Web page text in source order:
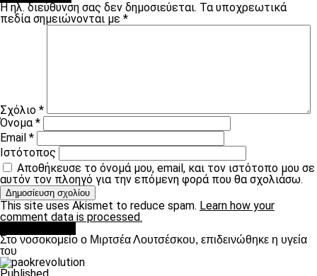
Η ηλ. διεύθυνση σας δεν δημοσιεύεται. Τα υποχρεωτικά
πεδία σημειώνονται με *
Σχόλιο *
Όνομα*
Email *
Ιστότοπος
Αποθήκευσε το όνομά μου, email, και τον ιστότοπο μου σε
αυτόν τον πλοηγό για την επόμενη φορά που θα σχολιάσω.
This site uses Akismet to reduce spam. Learn how your
comment data is processed.
Στο νοσοκομείο ο Μιρτσέα Λουτσέσκου, επιδεινώθηκε η υγεία
του